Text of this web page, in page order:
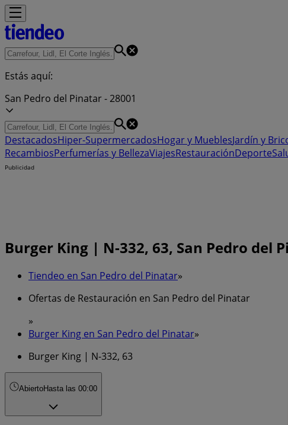
Estás aquí:
San Pedro del Pinatar - 28001
DestacadosHiper-SupermercadosHogar y MueblesJardín y
RecambiosPerfumerías y BellezaViajesRestauraciónDeporte
Publicidad
Burger King | N-332, 63, San Pedro
Tiendeo en San Pedro del Pinatar»
Ofertas de Restauración en San Pedro del Pinatar
»
Burger King en San Pedro del Pinatar»
Burger King | N-332, 63
AbiertoHasta las 00:00